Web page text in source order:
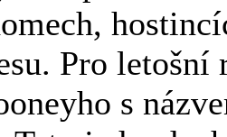
Pro
s